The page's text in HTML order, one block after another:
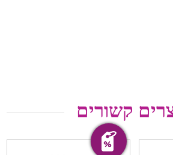
קשורים
מבצע!